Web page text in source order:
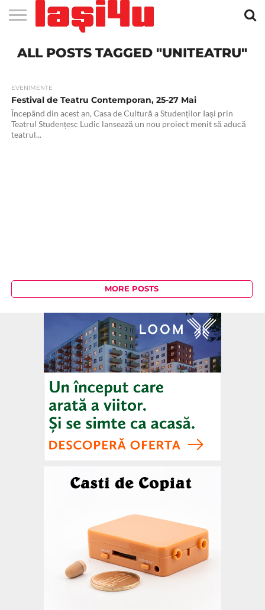
STIRI
APARTAMENTE
NOI IASI
STIRI
IASI
JOBS
IN
FILME
LA
CLUBURI /
DISCOTECI
BARURI /
CAFENELE
SALI DE
FORTA
SALOANE DE
INFRUMUSETARE
AGENTII
DE
RESTAURANTE
IN IASI
PIZZA
IN
PISCINA
IN IASI
FLORARII
RADIO
LIVE
SPALATORII
AUTO
TRACTARI
AUTO
TAXI
IN
CINEMA
TEATRU
HOTELURI
/
TEREN
SPORTIV
TEREN
TENIS
FARMACII
NON
COFFEE-
TO-GO
FIRME DE
PUBLICITATE
RENT
A
ALL POSTS TAGGED "UNITEATRU"
EVENIMENTE
Festival de Teatru Contemporan, 25-27 Mai
Începând din acest an, Casa de Cultură a Studenților Iași prin
Teatrul Studențesc Ludic lansează un nou proiect menit să aducă
teatrul...
MORE POSTS